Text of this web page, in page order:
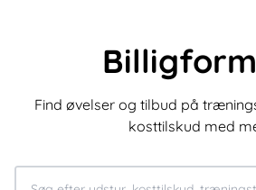
Find øvelser og tilbud på
kosttilskud med